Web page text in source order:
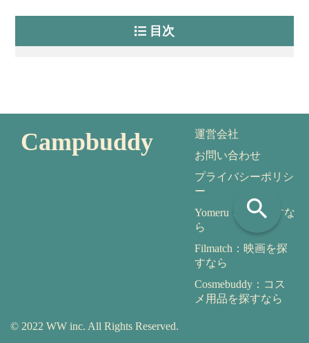
目次
search
Campbuddy
運営会社
お問い合わせ
プライバシーポリシ
ー
Yomeru：本を探すな
ら
Filmatch：映画を探
すなら
Cosmebuddy：コス
メ用品を探すなら
© 2022 WW inc. All Rights Reserved.